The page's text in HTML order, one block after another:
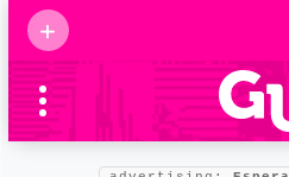
+
Supermamás
2025
Marcas de
confianza